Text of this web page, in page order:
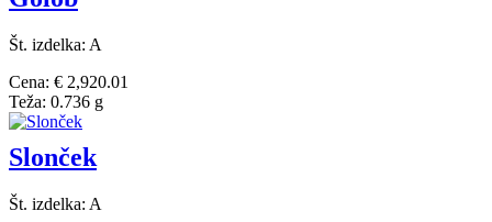
Št. izdelka: A
Cena: € 2,920.01
Teža: 0.736 g
Slonček
Št. izdelka: A